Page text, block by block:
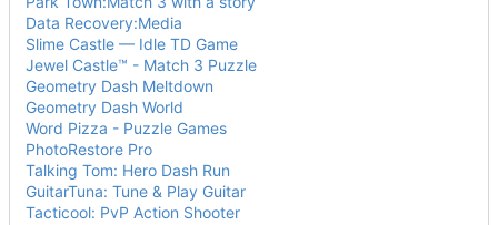
Data Recovery:Media
Slime Castle — Idle TD Game
Jewel Castle™ - Match 3 Puzzle
Geometry Dash Meltdown
Geometry Dash World
Word Pizza - Puzzle Games
PhotoRestore Pro
Talking Tom: Hero Dash Run
GuitarTuna: Tune & Play Guitar
Tacticool: PvP Action Shooter